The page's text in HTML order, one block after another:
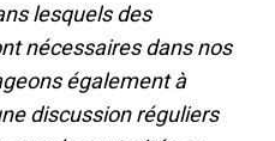
lesquels des
nécessaires dans nos
également à
discussion réguliers